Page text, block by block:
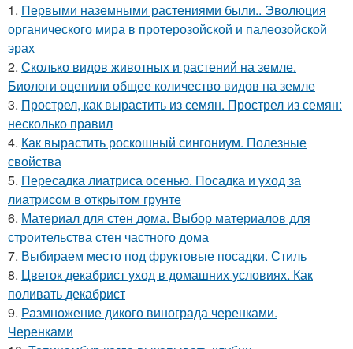
1. Первыми наземными растениями были.. Эволюция
органического мира в протерозойской и палеозойской
эрах
2. Сколько видов животных и растений на земле.
Биологи оценили общее количество видов на земле
3. Прострел, как вырастить из семян. Прострел из семян:
несколько правил
4. Как вырастить роскошный сингониум. Полезные
свойства
5. Пересадка лиатриса осенью. Посадка и уход за
лиатрисом в открытом грунте
6. Материал для стен дома. Выбор материалов для
строительства стен частного дома
7. Выбираем место под фруктовые посадки. Стиль
8. Цветок декабрист уход в домашних условиях. Как
поливать декабрист
9. Размножение дикого винограда черенками.
Черенками